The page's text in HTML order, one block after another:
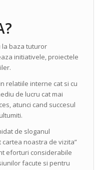
la baza tuturor
initiativele, proiectele
relatiile interne cat si cu
de lucru cat mai
atunci cand succesul
de sloganul
noastra de vizita”
eforturi considerabile
facute si pentru